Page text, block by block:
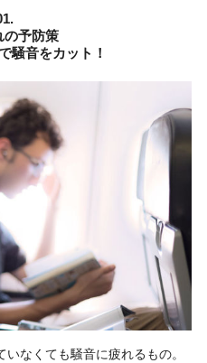
の予防策
騒音をカット！
なくても騒音に疲れるもの。